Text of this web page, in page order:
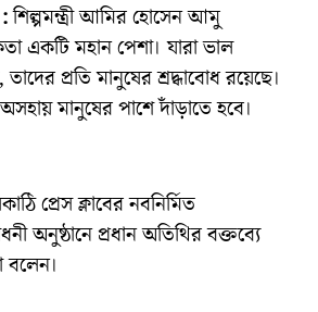
:শিল্পমন্ত্রী আমির হোসেন আমু
একটি মহান পেশা। যারা ভাল
প্রতি মানুষের শ্রদ্ধাবোধ রয়েছে।
মানুষের পাশে দাঁড়াতে হবে।
প্রেস ক্লাবের নবনির্মিত
অনুষ্ঠানে প্রধান অতিথির বক্তব্যে
বলেন।